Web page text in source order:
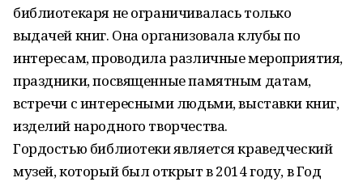
библиотекаря не ограничивалась только
выдачей книг. Она организовала клубы по
интересам, проводила различные мероприятия,
праздники, посвященные памятным датам,
встречи с интересными людьми, выставки книг,
изделий народного творчества.
Гордостью библиотеки является краведческий
музей, который был открыт в 2014 году, в Год